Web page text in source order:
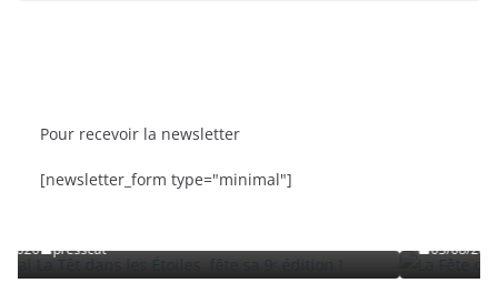
Pour recevoir la newsletter
[newsletter_form type="minimal"]
fête sa 9ᵉ édition
La Fête de la Mer et des Pêcheurs à
03/08/2026 presscat